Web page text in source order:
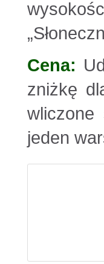
Cena:
zniżkę
wliczone
jeden